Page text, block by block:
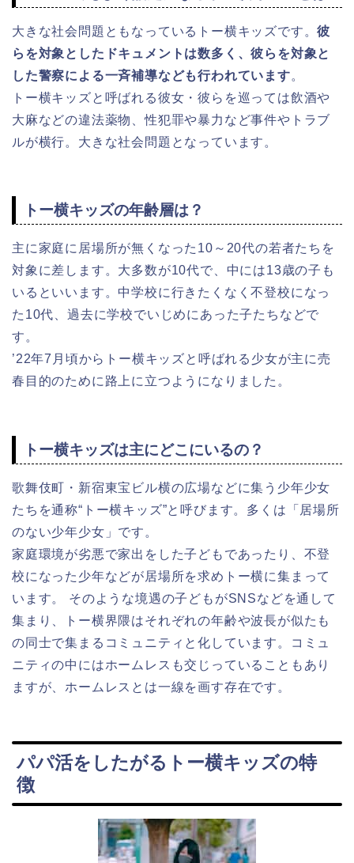
大きな社会問題ともなっているトー横キッズです。彼
らを対象としたドキュメントは数多く、彼らを対象と
した警察による一斉補導なども行われています。
トー横キッズと呼ばれる彼女・彼らを巡っては飲酒や
大麻などの違法薬物、性犯罪や暴力など事件やトラブ
ルが横行。大きな社会問題となっています。
トー横キッズの年齢層は？
主に家庭に居場所が無くなった10～20代の若者たちを
対象に差します。大多数が10代で、中には13歳の子も
いるといいます。中学校に行きたくなく不登校になっ
た10代、過去に学校でいじめにあった子たちなどで
す。
’22年7月頃からトー横キッズと呼ばれる少女が主に売
春目的のために路上に立つようになりました。
トー横キッズは主にどこにいるの？
歌舞伎町・新宿東宝ビル横の広場などに集う少年少女
たちを通称“トー横キッズ”と呼びます。多くは「居場所
のない少年少女」です。
家庭環境が劣悪で家出をした子どもであったり、不登
校になった少年などが居場所を求めトー横に集まって
います。 そのような境遇の子どもがSNSなどを通して
集まり、トー横界隈はそれぞれの年齢や波長が似たも
の同士で集まるコミュニティと化しています。コミュ
ニティの中にはホームレスも交じっていることもあり
ますが、ホームレスとは一線を画す存在です。
パパ活をしたがるトー横キッズの特
徴